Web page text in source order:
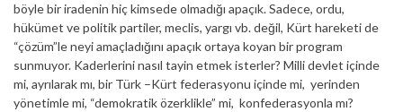
böyle bir iradenin hiç kimsede olmadığı apaçık. Sadece, ordu,
hükümet ve politik partiler, meclis, yargı vb. değil, Kürt hareketi de
“çözüm”le neyi amaçladığını apaçık ortaya koyan bir program
sunmuyor. Kaderlerini nasıl tayin etmek isterler? Milli devlet içinde
mi, ayrılarak mı, bir Türk –Kürt federasyonu içinde mi, yerinden
yönetimle mi, “demokratik özerklikle” mi, konfederasyonla mı?